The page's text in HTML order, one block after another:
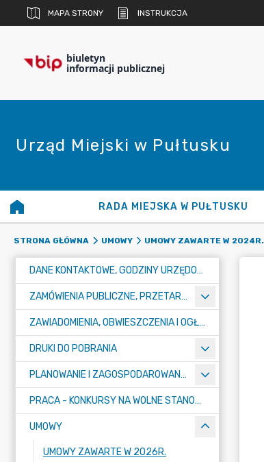
MAPA STRONY INSTRUKCJA
biuletyn
informacji publicznej
Urząd Miejski w Pułtusku
RADA MIEJSKA W PUŁTUSKU
STRONA GŁÓWNA UMOWY UMOWY ZAWARTE W 2024R.
DANE KONTAKTOWE, GODZINY URZĘDOWANIA I NUMER KONTA BANKOWEGO
ZAMÓWIENIA PUBLICZNE, PRZETARGI, KONKURSY
ZAWIADOMIENIA, OBWIESZCZENIA I OGŁOSZENIA
DRUKI DO POBRANIA
PLANOWANIE I ZAGOSPODAROWANIE PRZESTRZENNE
PRACA - KONKURSY NA WOLNE STANOWISKA
UMOWY
UMOWY ZAWARTE W 2026R.